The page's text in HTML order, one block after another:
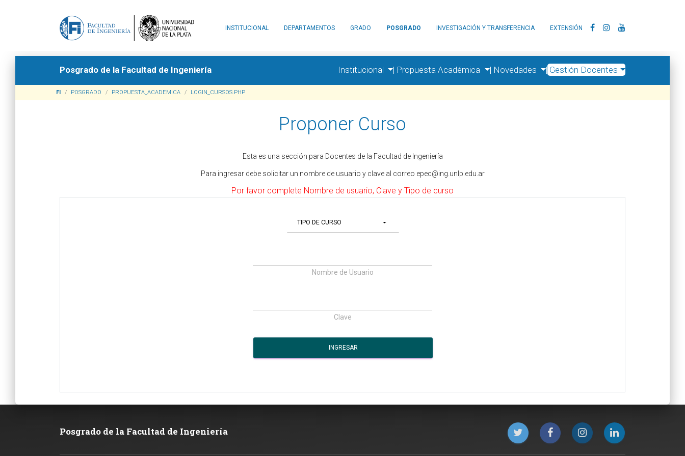
INSTITUCIONAL DEPARTAMENTOS GRADO POSGRADO INVESTIGACIÓN Y TRANSFERENCIA EXTENSIÓN
Posgrado de la Facultad de Ingeniería Institucional | Propuesta Académica | Novedades | Gestión Docentes
FI POSGRADO PROPUESTA_ACADEMICA LOGIN_CURSOS.PHP
Proponer Curso
Esta es una sección para Docentes de la Facultad de Ingeniería
Para ingresar debe solicitar un nombre de usuario y clave al correo epec@ing.unlp.edu.ar
Por favor complete Nombre de usuario, Clave y Tipo de curso
TIPO DE CURSO
Nombre de Usuario
Clave
INGRESAR
Posgrado de la Facultad de Ingeniería